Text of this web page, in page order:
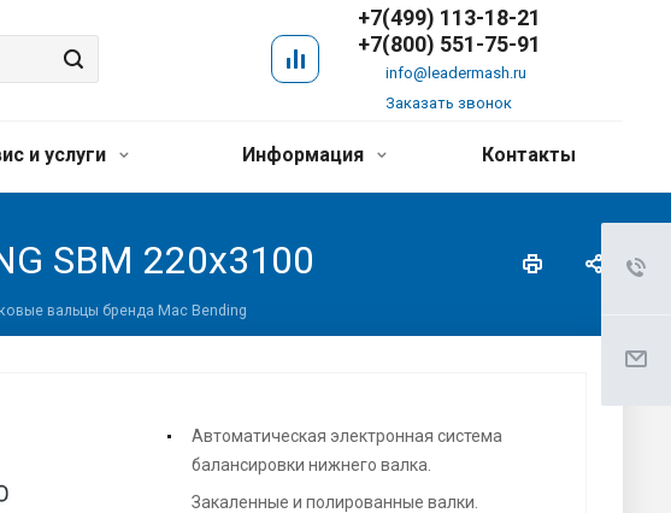
+7(499) 113-18-21
+7(800) 551-75-91
info@leadermash.ru
Заказать звонок
и услуги Информация Контакты
SBM 220х3100
вальцы бренда Mac Bending
Автоматическая электронная система
балансировки нижнего валка.
Закаленные и полированные валки.